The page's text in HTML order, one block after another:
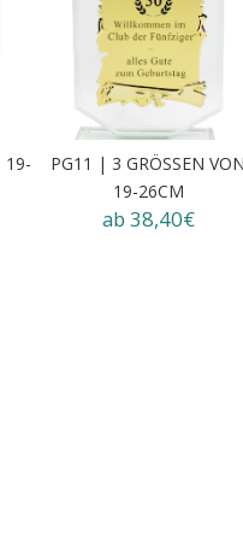
19-
PG11 | 3 GRÖSSEN
19-26CM
ab 38,40€